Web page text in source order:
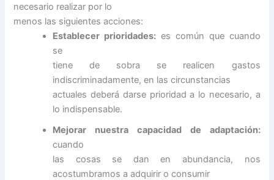
necesario realizar por lo
menos las siguientes acciones:
Establecer prioridades: es común que cuando
se
tiene de sobra se realicen gastos
indiscriminadamente, en las circunstancias
actuales deberá darse prioridad a lo necesario, a
lo indispensable.
Mejorar nuestra capacidad de adaptación:
cuando
las cosas se dan en abundancia, nos
acostumbramos a adquirir o consumir